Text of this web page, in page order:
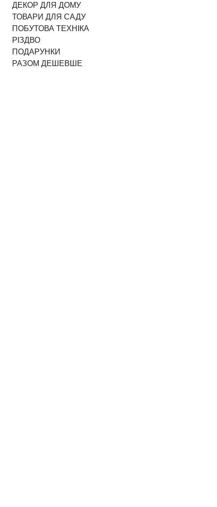
ДЕКОР ДЛЯ ДОМУ
ТОВАРИ ДЛЯ САДУ
ПОБУТОВА ТЕХНІКА
РІЗДВО
ПОДАРУНКИ
РАЗОМ ДЕШЕВШЕ